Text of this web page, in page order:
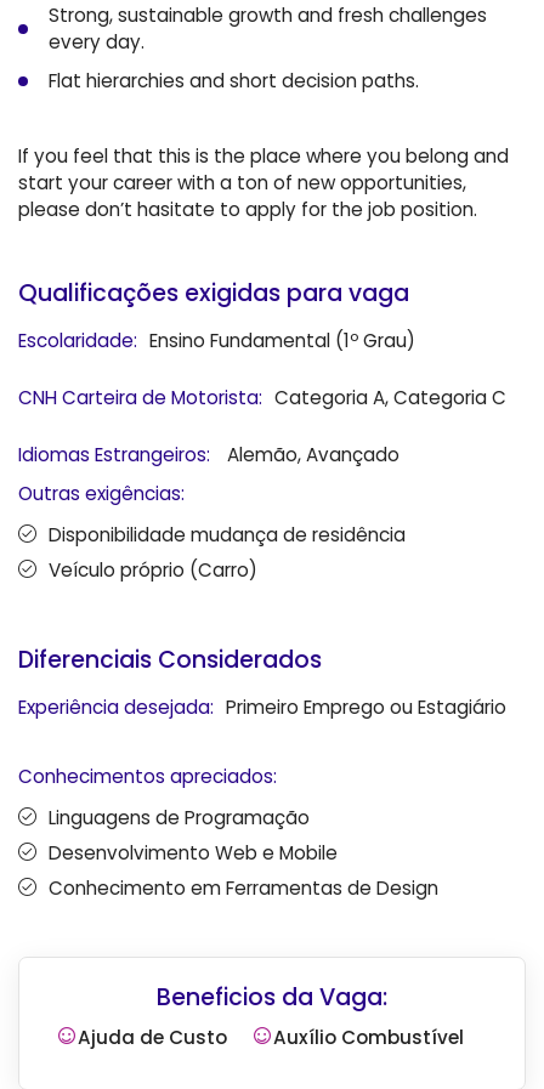
Strong, sustainable growth and fresh challenges
every day.
Flat hierarchies and short decision paths.
If you feel that this is the place where you belong and
start your career with a ton of new opportunities,
please don’t hasitate to apply for the job position.
Qualificações exigidas para vaga
Escolaridade: Ensino Fundamental (1º Grau)
CNH Carteira de Motorista: Categoria A, Categoria C
Idiomas Estrangeiros:
Alemão, Avançado
Outras exigências:
Disponibilidade mudança de residência
Veículo próprio (Carro)
Diferenciais Considerados
Experiência desejada: Primeiro Emprego ou Estagiário
Conhecimentos apreciados:
Linguagens de Programação
Desenvolvimento Web e Mobile
Conhecimento em Ferramentas de Design
Beneficios da Vaga:
Ajuda de Custo Auxílio Combustível